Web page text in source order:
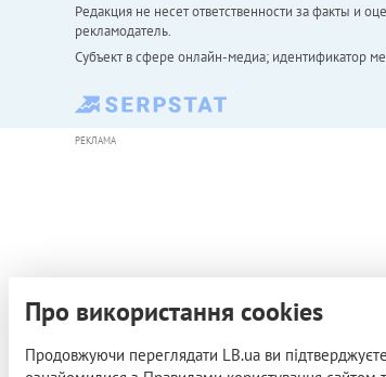
Редакция не несет ответственности за факты и
рекламодатель.
Субъект в сфере онлайн-медиа; идентификатор
РЕКЛАМА
Про використання cookies
Продовжуючи переглядати LB.ua ви